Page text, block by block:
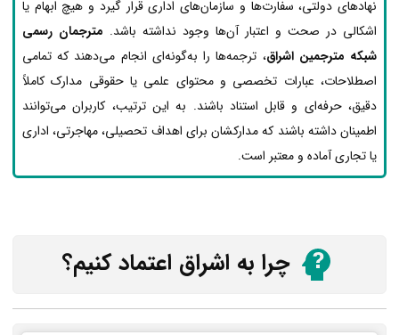
نهادهای دولتی، سفارت‌ها و سازمان‌های اداری قرار گیرد و هیچ ابهام یا
اشکالی در صحت و اعتبار آن‌ها وجود نداشته باشد. مترجمان رسمی
شبکه مترجمین اشراق، ترجمه‌ها را به‌گونه‌ای انجام می‌دهند که تمامی
اصطلاحات، عبارات تخصصی و محتوای علمی یا حقوقی مدارک کاملاً
دقیق، حرفه‌ای و قابل استناد باشند. به این ترتیب، کاربران می‌توانند
اطمینان داشته باشند که مدارکشان برای اهداف تحصیلی، مهاجرتی، اداری
یا تجاری آماده و معتبر است.
چرا به اشراق اعتماد کنیم؟